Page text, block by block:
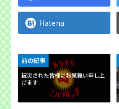
Hatena
被災された皆様にお見舞い申し上
げます
前の記事